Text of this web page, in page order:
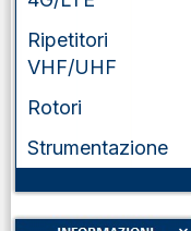
Ripetitori
VHF/UHF
Rotori
Strumentazione